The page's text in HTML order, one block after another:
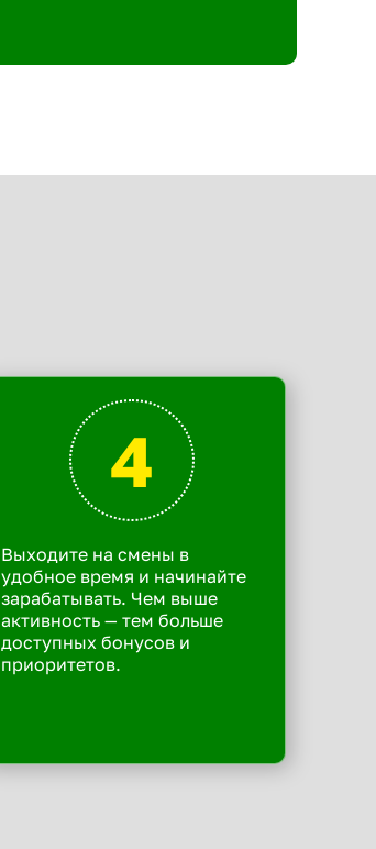
4
Выходите на смены в
удобное время и начинайте
зарабатывать. Чем выше
активность — тем больше
доступных бонусов и
приоритетов.